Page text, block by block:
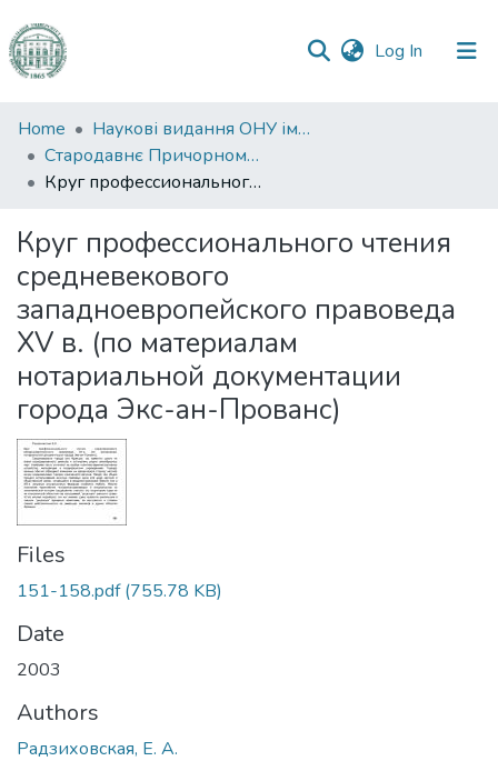
Log In (current)
Communities
&
Collections
Statistics
Home
Наукові видання ОНУ імені І. І. Мечникова
Стародавнє Причорномор’я
Круг профессионального чтения средневекового западноевропейского правоведа XV в. (по материалам нотариальной документации города Экс-ан-Прованс)
Круг профессионального чтения
средневекового
западноевропейского правоведа
XV в. (по материалам
нотариальной документации
города Экс-ан-Прованс)
Files
151-158.pdf(755.78 KB)
Date
2003
Authors
Радзиховская, Е. А.